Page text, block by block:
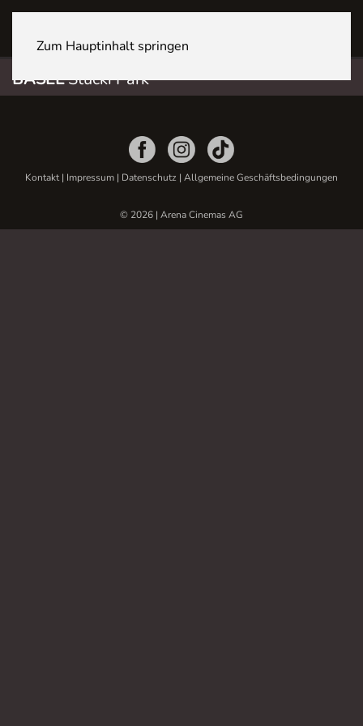
Zum Hauptinhalt springen
BASELStücki Park
Kontakt| Impressum | Datenschutz | Allgemeine Geschäftsbedingungen
© 2026 | Arena Cinemas AG